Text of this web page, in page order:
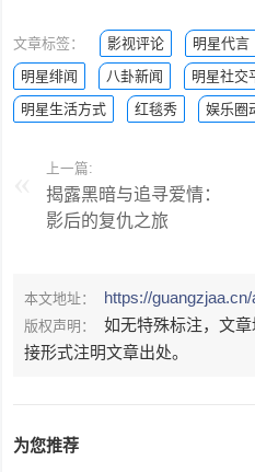
文章标签： 影视评论 明星代言
明星绯闻
八卦新闻 明星社交
明星生活方式
红毯秀 娱乐圈
上一篇:
揭露黑暗与追寻爱情：
影后的复仇之旅
本文地址： https://
版权声明：
如无特殊标注，文
接形式注明文章出处。
为您推荐